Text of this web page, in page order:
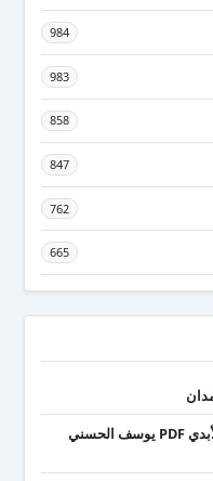
984
983
858
847
762
665
تحميل كتاب عقدك النفسية سجنك الأبدي PDF يوسف الحسني